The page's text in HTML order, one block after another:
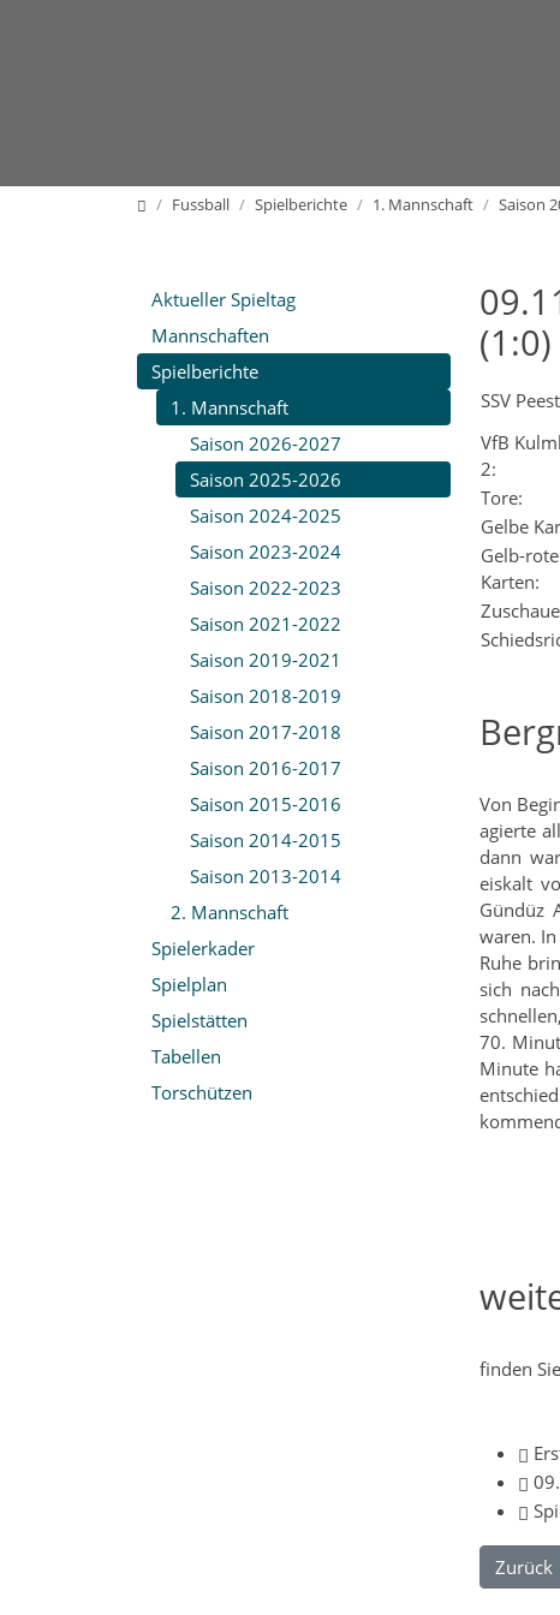
HomeFussball Spielberichte 1. Mannschaft Saison
(1:0)
SSV
VfB
2:
Tore:
Gelbe
Gelb-rote
Karten:
Von
agierte
dann
eiskalt
Gündüz
waren.
Ruhe
sich
70.
Minute
finden
Zurück
Aktueller Spieltag
Mannschaften
Spielberichte
1. Mannschaft
Saison 2026-2027
Saison 2025-2026
Saison 2024-2025
Saison 2023-2024
Saison 2022-2023
Saison 2021-2022
Saison 2019-2021
Saison 2018-2019
Saison 2017-2018
Saison 2016-2017
Saison 2015-2016
Saison 2014-2015
Saison 2013-2014
2. Mannschaft
Spielerkader
Spielplan
Spielstätten
Tabellen
Torschützen